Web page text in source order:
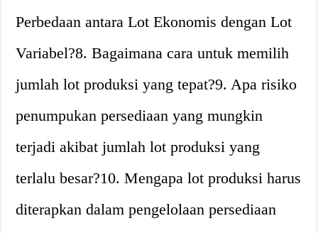
Perbedaan antara Lot Ekonomis dengan Lot
Variabel?8. Bagaimana cara untuk memilih
jumlah lot produksi yang tepat?9. Apa risiko
penumpukan persediaan yang mungkin
terjadi akibat jumlah lot produksi yang
terlalu besar?10. Mengapa lot produksi harus
diterapkan dalam pengelolaan persediaan